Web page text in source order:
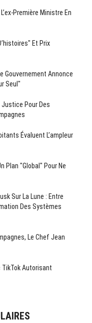
Première Ministre En
Et Prix
Gouvernement Annonce
Seul"
Pour Des
Évaluent L’ampleur
Plan "global" Pour Ne
Sur La Lune : Entre
Des Systèmes
Le Chef Jean
TikTok Autorisant